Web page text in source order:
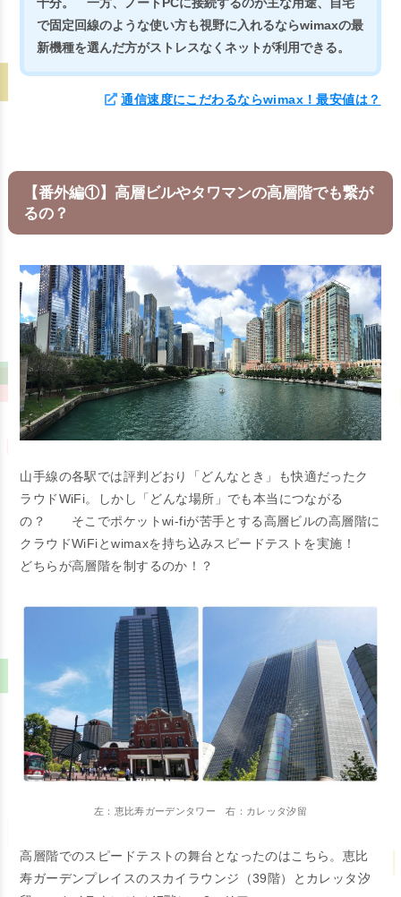
で固定回線のような使い方も視野に入れるならwimaxの最
新機種を選んだ方がストレスなくネットが利用できる。
通信速度にこだわるならwimax！最安値は？
【番外編①】高層ビルやタワマンの高層階でも繋が
るの？
山手線の各駅では評判どおり「どんなとき」も快適だったク
ラウドWiFi。
しかし「どんな場所」でも本当につながる
の？
そこでポケットwi-fiが苦手とする高層ビルの高層階に
クラウドWiFiとwimaxを持ち込みスピードテストを実施！
どちらが高層階を制するのか！？
左：恵比寿ガーデンタワー 右：カレッタ汐留
高層階でのスピードテストの舞台となったのはこちら。恵比
寿ガーデンプレイスのスカイラウンジ（39階）とカレッタ汐